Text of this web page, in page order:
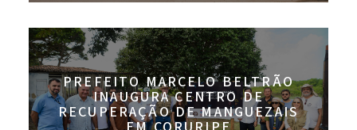
PREFEITO MARCELO BELTRÃO
INAUGURA CENTRO DE
RECUPERAÇÃO DE MANGUEZAIS